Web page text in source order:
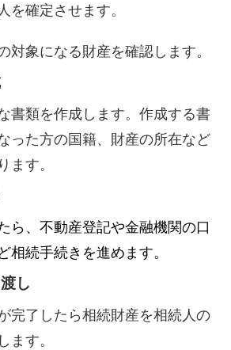
を確定させます。
対象になる財産を確認します。
書類を作成します。作成する書
った方の国籍、財産の所在など
ます。
ら、不動産登記や金融機関の口
相続手続きを進めます。
し
完了したら相続財産を相続人の
ます。